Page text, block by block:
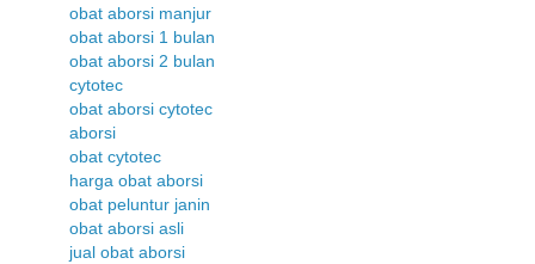
obat aborsi manjur
obat aborsi 1 bulan
obat aborsi 2 bulan
cytotec
obat aborsi cytotec
aborsi
obat cytotec
harga obat aborsi
obat peluntur janin
obat aborsi asli
jual obat aborsi